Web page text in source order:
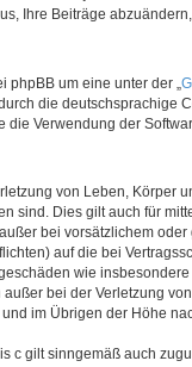
Ihre Beiträge
um eine unter der „
die deutschsprachige
Verwendung der
von Leben,
sind. Dies gilt auch für
bei vorsätzlichem
auf die bei
wie
bei der Verletzung
im Übrigen der Höhe
c gilt sinngemäß auch